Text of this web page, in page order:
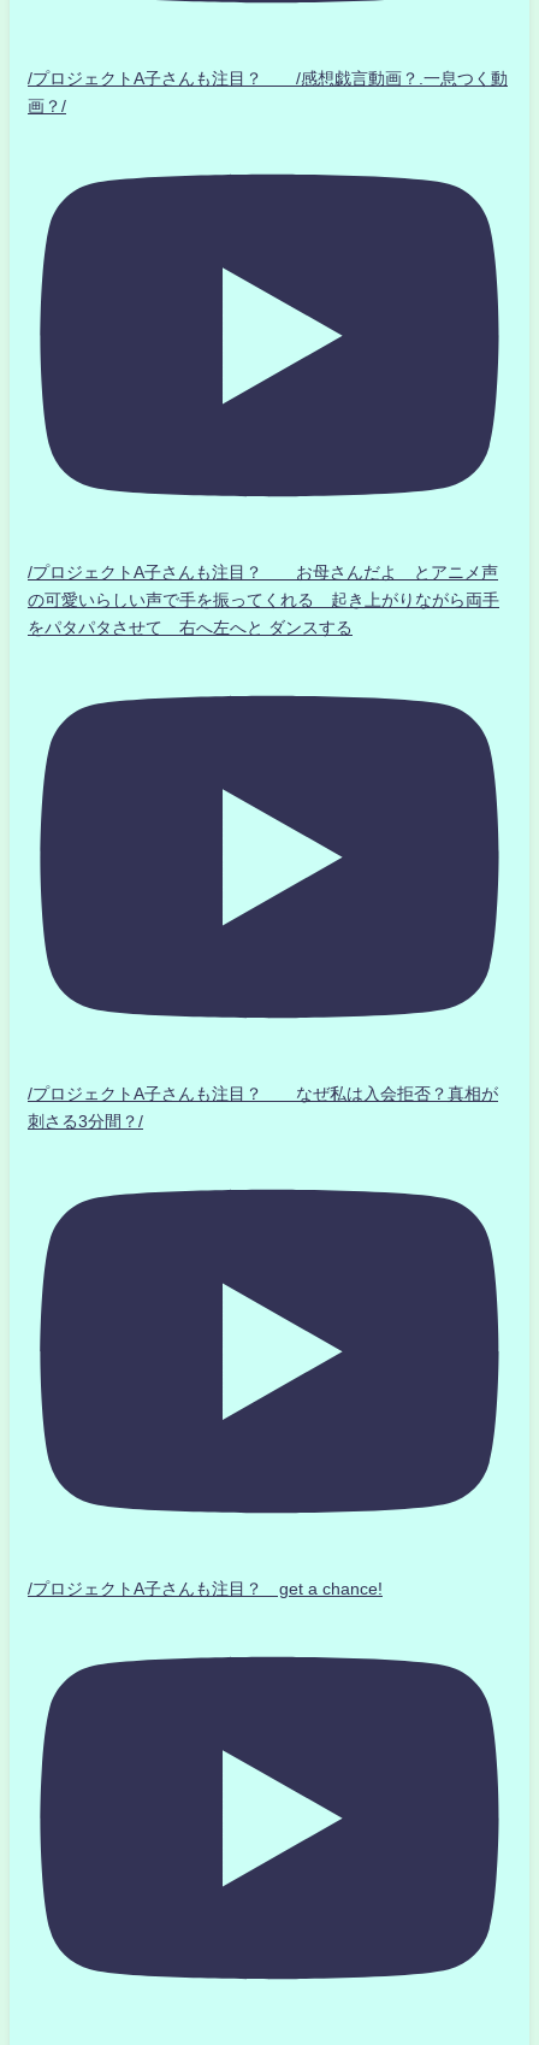
/プロジェクトA子さんも注目？ /感想戯言動画？.一息つく動
画？/
/プロジェクトA子さんも注目？ お母さんだよ とアニメ声
の可愛いらしい声で手を振ってくれる 起き上がりながら両手
をパタパタさせて 右へ左へと ダンスする
/プロジェクトA子さんも注目？ なぜ私は入会拒否？真相が
刺さる3分間？/
/プロジェクトA子さんも注目？ get a chance!